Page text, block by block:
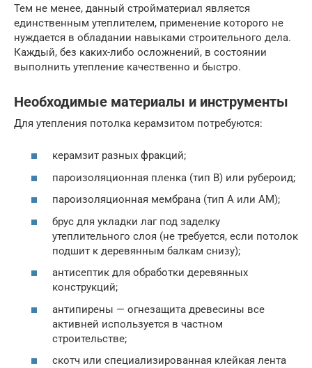
Тем не менее, данный стройматериал является
единственным утеплителем, применение которого не
нуждается в обладании навыками строительного дела.
Каждый, без каких-либо осложнений, в состоянии
выполнить утепление качественно и быстро.
Необходимые материалы и инструменты
Для утепления потолка керамзитом потребуются:
керамзит разных фракций;
пароизоляционная пленка (тип В) или рубероид;
пароизоляционная мембрана (тип А или АМ);
брус для укладки лаг под заделку
утеплительного слоя (не требуется, если потолок
подшит к деревянным балкам снизу);
антисептик для обработки деревянных
конструкций;
антипирены — огнезащита древесины все
активней используется в частном
строительстве;
скотч или специализированная клейкая лента